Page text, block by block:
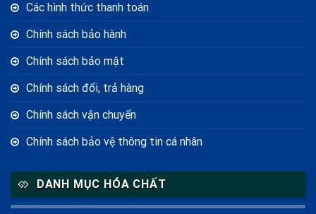
Các hình thức thanh toán
Chính sách bảo hành
Chính sách bảo mật
Chính sách đổi, trả hàng
Chính sách vận chuyển
Chính sách bảo vệ thông tin cá nhân
DANH MỤC HÓA CHẤT